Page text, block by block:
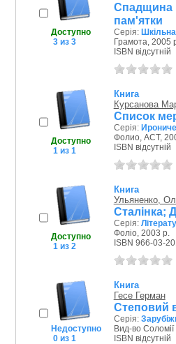
Доступно
3 из 3
Спадщина
пам'ятки
Серія:
Грамота, 2005
ISBN відсутній
Доступно
1 из 1
Книга
Курсанова
Список
Серія:
Фолио, АСТ,
ISBN відсутній
Доступно
1 из 2
Книга
Ульяненко,
Сталінка;
Серія:
Фоліо, 2003 р.
ISBN 966-03-
Недоступно
0 из 1
Книга
Гесе Герман
Степовий
Серія:
Вид-во
ISBN відсутній